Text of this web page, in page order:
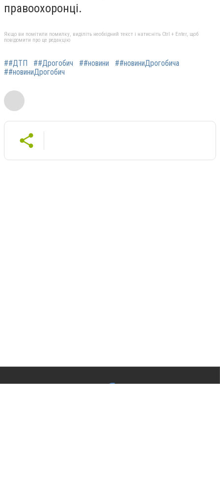
правоохоронці.
Якщо ви помітили помилку, виділіть необхідний текст і натисніть Ctrl + Enter, щоб
повідомити про це редакцію
##ДТП ##Дрогобич ##новини
##новиниДрогобича
##новиниДрогобич